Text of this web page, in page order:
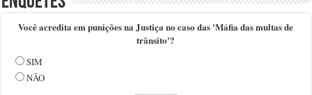
Você acredita em punições na Justiça no caso das 'Máfia das multas de
trânsito'?
SIM
NÃO